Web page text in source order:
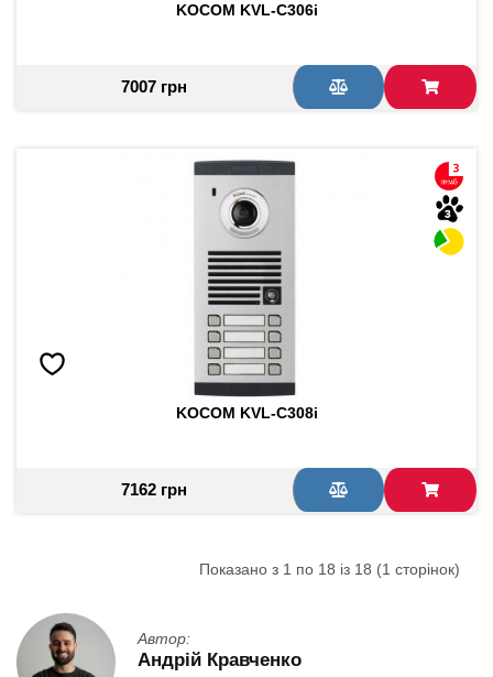
KOCOM KVL-C306i
7007 грн
KOCOM KVL-C308i
7162 грн
Показано з 1 по 18 із 18 (1 сторінок)
Автор:
Андрій Кравченко